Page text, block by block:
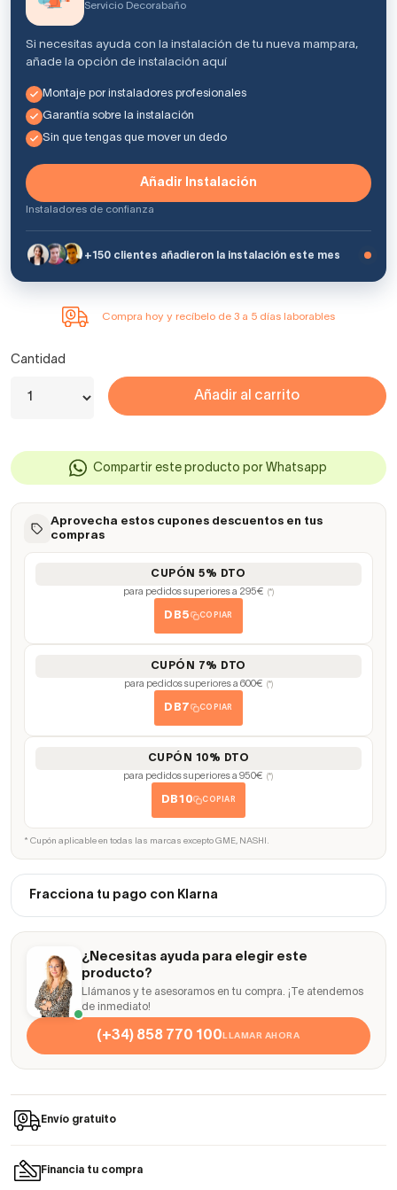
Servicio Decorabaño
Si necesitas ayuda con la instalación de tu nueva mampara,
añade la opción de instalación aquí
Montaje por instaladores profesionales
Garantía sobre la instalación
Sin que tengas que mover un dedo
Añadir Instalación
Instaladores de confianza
+150 clientes añadieron la instalación este mes
Compra hoy y recíbelo de 3 a 5 días laborables
Cantidad
Añadir al carrito
Compartir este producto por Whatsapp
Aprovecha estos cupones descuentos en tus
compras
CUPÓN 5% DTO
para pedidos superiores a 295€ (*)
DB5 COPIAR
CUPÓN 7% DTO
para pedidos superiores a 600€ (*)
DB7 COPIAR
CUPÓN 10% DTO
para pedidos superiores a 950€ (*)
DB10 COPIAR
* Cupón aplicable en todas las marcas excepto GME, NASHI.
Fracciona tu pago con Klarna
¿Necesitas ayuda para elegir este
producto?
Llámanos y te asesoramos en tu compra. ¡Te atendemos
de inmediato!
(+34) 858 770 100LLAMAR AHORA
Envío gratuito
Financia tu compra